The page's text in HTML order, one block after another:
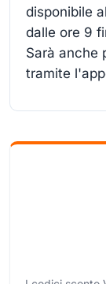
disponibile
dalle ore 9
Sarà anche
tramite